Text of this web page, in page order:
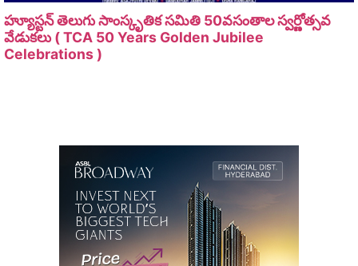
హ్యూస్టన్ తెలుగు సాంస్కృతిక సమితి 50వసంతాల స్వర్ణోత్సవ
వేడుకలు ( TCA 50 Years Golden Jubilee
Celebrations )